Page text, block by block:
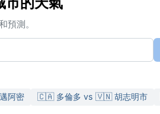
預測。
阿密 🇨🇦 多倫多 vs 🇻🇳 胡志明市